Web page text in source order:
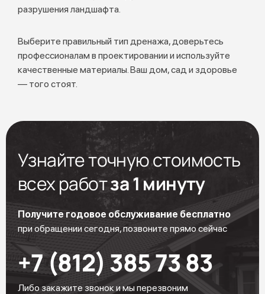
разрушения ландшафта.
Выберите правильный тип дренажа, доверьтесь
профессионалам в проектировании и используйте
качественные материалы. Ваш дом, сад и здоровье
— того стоят.
Узнайте точную стоимость
всех работза 1 минуту
Получите годовое обслуживание бесплатно
при обращении сегодня, позвоните прямо сейчас
+7 (812) 385 73 83
Либо закажите звонок и мы перезвоним